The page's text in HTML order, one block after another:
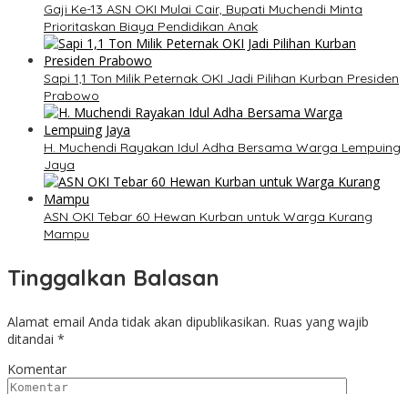
Gaji Ke-13 ASN OKI Mulai Cair, Bupati Muchendi Minta
Prioritaskan Biaya Pendidikan Anak
Sapi 1,1 Ton Milik Peternak OKI Jadi Pilihan Kurban Presiden
Prabowo
H. Muchendi Rayakan Idul Adha Bersama Warga Lempuing
Jaya
ASN OKI Tebar 60 Hewan Kurban untuk Warga Kurang
Mampu
Tinggalkan Balasan
Alamat email Anda tidak akan dipublikasikan. Ruas yang wajib
ditandai *
Komentar